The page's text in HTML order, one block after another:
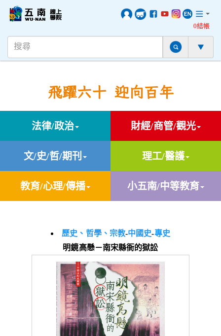
0結帳
飛躍六十 迎向百年
法律/政治 財經/商管/觀光
文/史/哲/期刊 理工/醫護
教育/心理/傳播 小五南/中等教育
歷史、哲學、宗教-中國史-專史
明鏡高懸－南宋縣衙的獄訟